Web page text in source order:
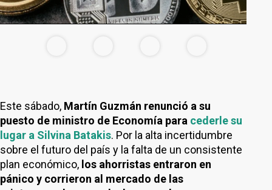
Este sábado, Martín Guzmán renunció a su
puesto de ministro de Economía para cederle su
lugar a Silvina Batakis. Por la alta incertidumbre
sobre el futuro del país y la falta de un consistente
plan económico, los ahorristas entraron en
pánico y corrieron al mercado de las